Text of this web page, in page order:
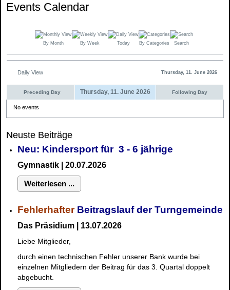
Events Calendar
By Month By Week Today By Categories Search
Daily View Thursday, 11. June 2026
Preceding Day Thursday, 11. June 2026 Following Day
No events
Neuste Beiträge
Neu: Kindersport für 3 - 6 jährige
Gymnastik | 20.07.2026
Weiterlesen ...
FehlerhafterBeitragslauf der Turngemeinde
Das Präsidium | 13.07.2026
Liebe Mitglieder,
durch einen technischen Fehler unserer Bank wurde bei
einzelnen Mitgliedern der Beitrag für das 3. Quartal doppelt
abgebucht.